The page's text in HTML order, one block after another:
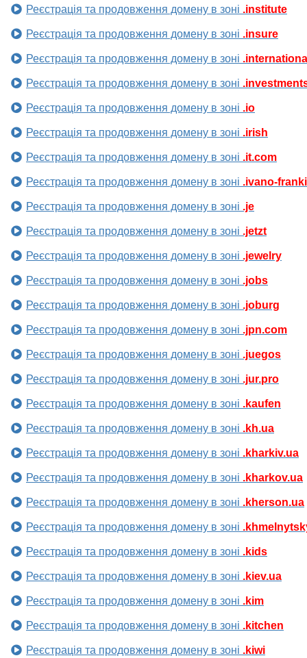
Реєстрація та продовження домену в зоні .institute
Реєстрація та продовження домену в зоні .insure
Реєстрація та продовження домену в зоні
Реєстрація та продовження домену в зоні
Реєстрація та продовження домену в зоні .io
Реєстрація та продовження домену в зоні .irish
Реєстрація та продовження домену в зоні .it.com
Реєстрація та продовження домену в зоні .ivano-
Реєстрація та продовження домену в зоні .je
Реєстрація та продовження домену в зоні .jetzt
Реєстрація та продовження домену в зоні .jewelry
Реєстрація та продовження домену в зоні .jobs
Реєстрація та продовження домену в зоні .joburg
Реєстрація та продовження домену в зоні .jpn.com
Реєстрація та продовження домену в зоні .juegos
Реєстрація та продовження домену в зоні .jur.pro
Реєстрація та продовження домену в зоні .kaufen
Реєстрація та продовження домену в зоні .kh.ua
Реєстрація та продовження домену в зоні .kharkiv.ua
Реєстрація та продовження домену в зоні .kharkov.ua
Реєстрація та продовження домену в зоні .kherson.ua
Реєстрація та продовження домену в зоні
Реєстрація та продовження домену в зоні .kids
Реєстрація та продовження домену в зоні .kiev.ua
Реєстрація та продовження домену в зоні .kim
Реєстрація та продовження домену в зоні .kitchen
Реєстрація та продовження домену в зоні .kiwi